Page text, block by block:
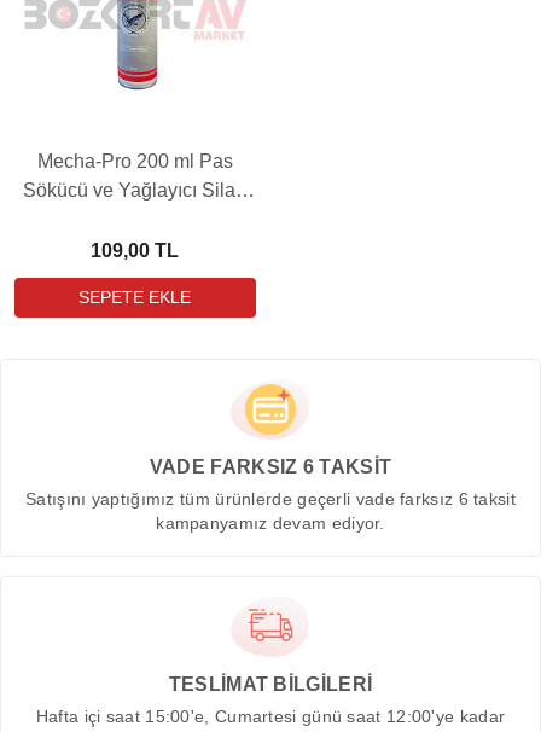
Mecha-Pro 200 ml Pas
Sökücü ve Yağlayıcı Silah
109,00 TL
VADE FARKSIZ 6 TAKSİT
Satışını yaptığımız tüm ürünlerde geçerli vade farksız 6 taksit
kampanyamız devam ediyor.
TESLİMAT BİLGİLERİ
Hafta içi saat 15:00'e, Cumartesi günü saat 12:00'ye kadar